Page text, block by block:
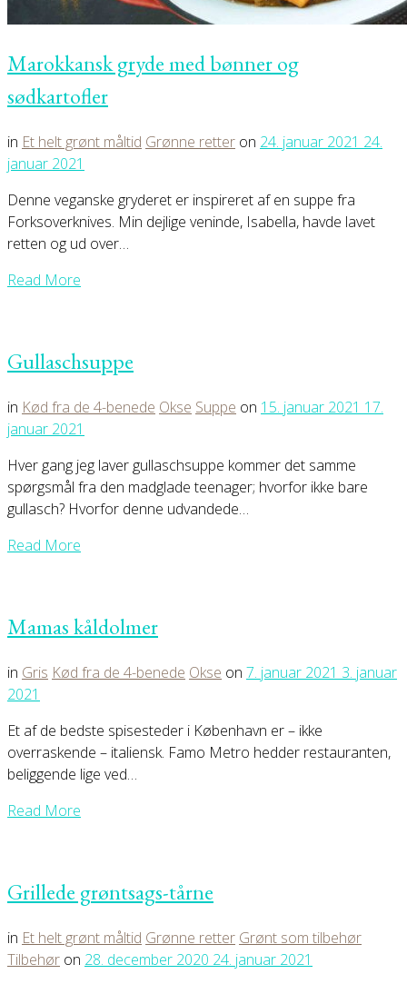
Marokkansk gryde med bønner og
sødkartofler
in Et helt grønt måltid Grønne retter on 24. januar 2021 24.
januar 2021
Denne veganske gryderet er inspireret af en suppe fra
Forksoverknives. Min dejlige veninde, Isabella, havde lavet
retten og ud over…
Read More
Gullaschsuppe
in Kød fra de 4-benede Okse Suppe on 15. januar 2021 17.
januar 2021
Hver gang jeg laver gullaschsuppe kommer det samme
spørgsmål fra den madglade teenager; hvorfor ikke bare
gullasch? Hvorfor denne udvandede…
Read More
Mamas kåldolmer
in Gris Kød fra de 4-benede Okse on 7. januar 2021 3. januar
2021
Et af de bedste spisesteder i København er – ikke
overraskende – italiensk. Famo Metro hedder restauranten,
beliggende lige ved…
Read More
Grillede grøntsags-tårne
in Et helt grønt måltid Grønne retter Grønt som tilbehør
Tilbehør on 28. december 2020 24. januar 2021